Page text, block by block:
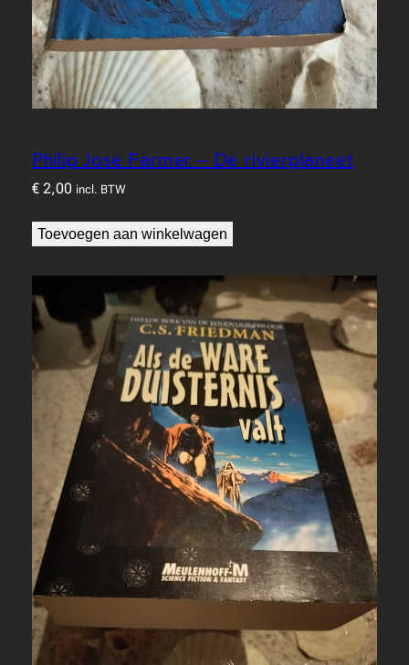
Philip Jose Farmer – De rivierplaneet
€2,00 incl. BTW
Toevoegen aan winkelwagen